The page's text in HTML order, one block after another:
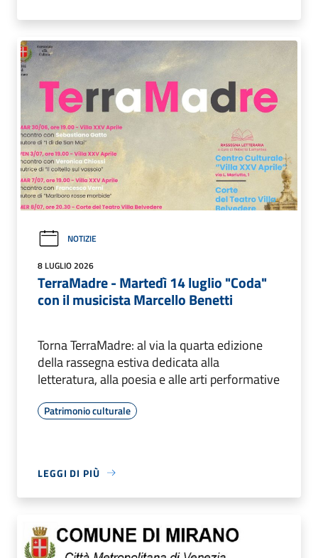
NOTIZIE
8 LUGLIO 2026
TerraMadre - Martedì 14 luglio "Coda"
con il musicista Marcello Benetti
Torna TerraMadre: al via la quarta edizione
della rassegna estiva dedicata alla
letteratura, alla poesia e alle arti performative
Patrimonio culturale
LEGGI DI PIÙ